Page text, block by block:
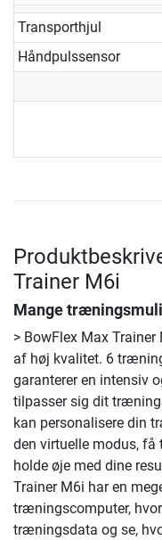
Transporthjul
Håndpulssensor
Trainer M6i
Mange
> BowFlex Max
af høj kvalitet. 6
garanterer en intensiv
tilpasser sig dit
kan personalisere din
den virtuelle modus,
holde øje med dine
Trainer M6i har en
træningscomputer,
træningsdata og se,